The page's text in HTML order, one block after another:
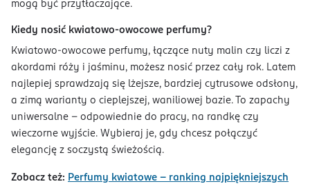
mogą być przytłaczające.
Kiedy nosić kwiatowo-owocowe perfumy?
Kwiatowo-owocowe perfumy, łączące nuty malin czy liczi z
akordami róży i jaśminu, możesz nosić przez cały rok. Latem
najlepiej sprawdzają się lżejsze, bardziej cytrusowe odsłony,
a zimą warianty o cieplejszej, waniliowej bazie. To zapachy
uniwersalne - odpowiednie do pracy, na randkę czy
wieczorne wyjście. Wybieraj je, gdy chcesz połączyć
elegancję z soczystą świeżością.
Zobacz też: Perfumy kwiatowe - ranking najpiękniejszych